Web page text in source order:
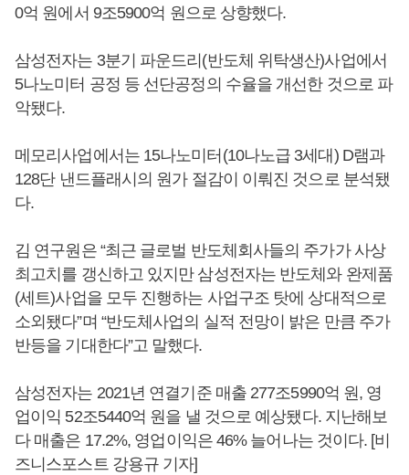
0억 원에서 9조5900억 원으로 상향했다.
삼성전자는 3분기 파운드리(반도체 위탁생산)사업에서
5나노미터 공정 등 선단공정의 수율을 개선한 것으로 파
악됐다.
메모리사업에서는 15나노미터(10나노급 3세대) D램과
128단 낸드플래시의 원가 절감이 이뤄진 것으로 분석됐
다.
김 연구원은 “최근 글로벌 반도체회사들의 주가가 사상
최고치를 갱신하고 있지만 삼성전자는 반도체와 완제품
(세트)사업을 모두 진행하는 사업구조 탓에 상대적으로
소외됐다”며 “반도체사업의 실적 전망이 밝은 만큼 주가
반등을 기대한다”고 말했다.
삼성전자는 2021년 연결기준 매출 277조5990억 원, 영
업이익 52조5440억 원을 낼 것으로 예상됐다. 지난해보
다 매출은 17.2%, 영업이익은 46% 늘어나는 것이다. [비
즈니스포스트 강용규 기자]